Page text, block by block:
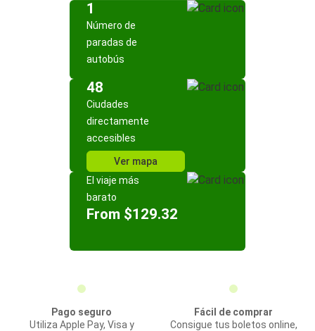
1
Número de
paradas de
autobús
48
Ciudades
directamente
accesibles
Ver mapa
El viaje más
barato
From $129.32
Pago seguro
Utiliza Apple Pay, Visa y
Fácil de comprar
Consigue tus boletos online,